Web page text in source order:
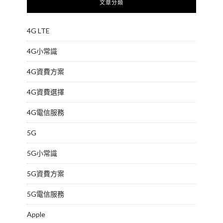
文章分類
4G LTE
4G小常識
4G資費方案
4G資費選擇
4G電信服務
5G
5G小常識
5G資費方案
5G電信服務
Apple